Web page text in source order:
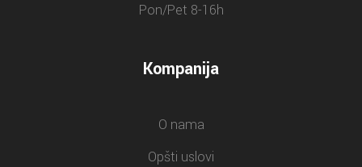
Pon/Pet 8-16h
Kompanija
O nama
Opšti uslovi